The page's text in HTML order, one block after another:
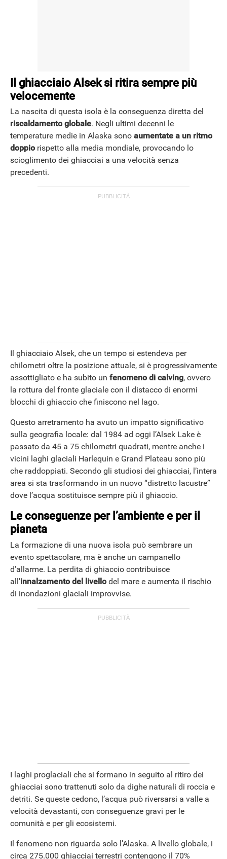
Il ghiacciaio Alsek si ritira sempre più
velocemente
La nascita di questa isola è la conseguenza diretta del
riscaldamento globale. Negli ultimi decenni le
temperature medie in Alaska sono aumentate a un ritmo
doppiorispetto alla media mondiale, provocando lo
scioglimento dei ghiacciai a una velocità senza
precedenti.
Il ghiacciaio Alsek, che un tempo si estendeva per
chilometri oltre la posizione attuale, si è progressivamente
assottigliato e ha subito un fenomeno di calving, ovvero
la rottura del fronte glaciale con il distacco di enormi
blocchi di ghiaccio che finiscono nel lago.
Questo arretramento ha avuto un impatto significativo
sulla geografia locale: dal 1984 ad oggi l’Alsek Lake è
passato da 45 a 75 chilometri quadrati, mentre anche i
vicini laghi glaciali Harlequin e Grand Plateau sono più
che raddoppiati. Secondo gli studiosi dei ghiacciai, l’intera
area si sta trasformando in un nuovo “distretto lacustre”
dove l’acqua sostituisce sempre più il ghiaccio.
Le conseguenze per l’ambiente e per il
pianeta
La formazione di una nuova isola può sembrare un
evento spettacolare, ma è anche un campanello
d’allarme. La perdita di ghiaccio contribuisce
all’innalzamento del livellodel mare e aumenta il rischio
di inondazioni glaciali improvvise.
I laghi proglaciali che si formano in seguito al ritiro dei
ghiacciai sono trattenuti solo da dighe naturali di roccia e
detriti. Se queste cedono, l’acqua può riversarsi a valle a
velocità devastanti, con conseguenze gravi per le
comunità e per gli ecosistemi.
Il fenomeno non riguarda solo l’Alaska. A livello globale, i
circa 275.000 ghiacciai terrestri contengono il 70%